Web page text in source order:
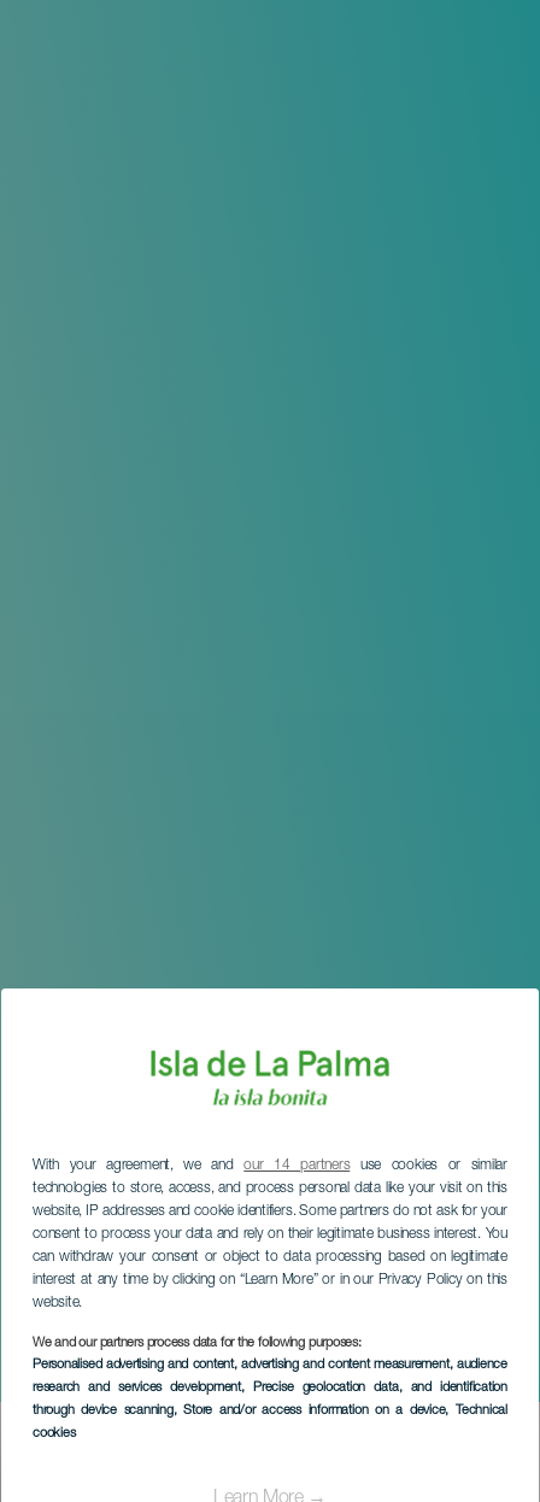
With your agreement, we andour 14 partnersuse cookies or similar
technologies to store, access, and process personal data like your visit on this
website, IP addresses and cookie identifiers. Some partners do not ask for your
consent to process your data and rely on their legitimate business interest. You
can withdraw your consent or object to data processing based on legitimate
interest at any time by clicking on “Learn More” or in our Privacy Policy on this
website.
We and our partners process data for the following purposes:
Personalised advertising and content, advertising and content measurement, audience
research and services development, Precise geolocation data, and identification
through device scanning, Store and/or access information on a device, Technical
cookies
Festival Starmus
LA PALMA
Imagen